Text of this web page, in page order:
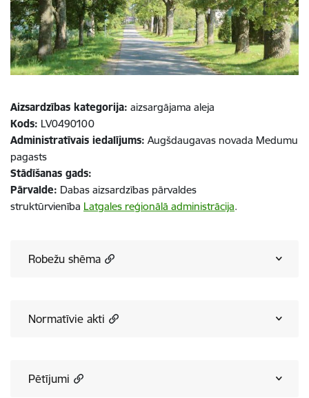
Aizsardzības kategorija: aizsargājama aleja
Kods: LV0490100
Administratīvais iedalījums: Augšdaugavas novada Medumu
pagasts
Stādīšanas gads:
Pārvalde: Dabas aizsardzības pārvaldes
struktūrvienība Latgales reģionālā administrācija.
Robežu shēma
Normatīvie akti
Pētījumi